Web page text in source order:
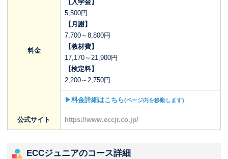
料金
【入学金】
5,500円
【月謝】
7,700～8,800円
【教材費】
17,170～21,900円
【検定料】
2,200～2,750円
▶料金詳細はこちら(ページ内を移動します)
公式サイト https://www.eccjr.co.jp/
ECCジュニアのコース詳細